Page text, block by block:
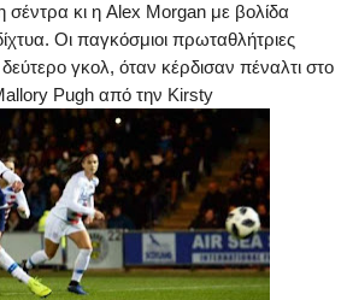
σέντρα κι η Alex Morgan με βολίδα
Οι παγκόσμιοι πρωταθλήτριες
γκολ, όταν κέρδισαν πέναλτι στο
Pugh από την Kirsty